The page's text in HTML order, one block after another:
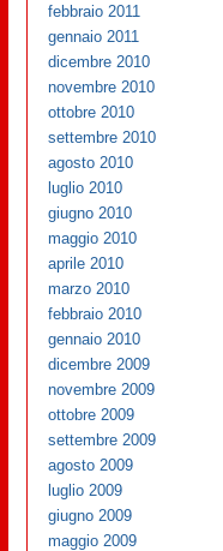
febbraio 2011
gennaio 2011
dicembre 2010
novembre 2010
ottobre 2010
settembre 2010
agosto 2010
luglio 2010
giugno 2010
maggio 2010
aprile 2010
marzo 2010
febbraio 2010
gennaio 2010
dicembre 2009
novembre 2009
ottobre 2009
settembre 2009
agosto 2009
luglio 2009
giugno 2009
maggio 2009